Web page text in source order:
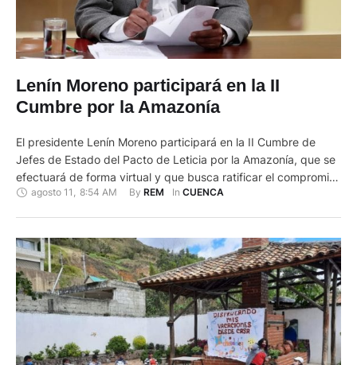
Lenín Moreno participará en la II
Cumbre por la Amazonía
El presidente Lenín Moreno participará en la II Cumbre de
Jefes de Estado del Pacto de Leticia por la Amazonía, que se
efectuará de forma virtual y que busca ratificar el compromiso
político por mantener una agenda común que contribuya a la
agosto 11 8:54 AM By REM In CUENCA